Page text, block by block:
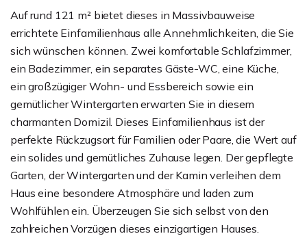
Auf rund 121 m² bietet dieses in Massivbauweise
errichtete Einfamilienhaus alle Annehmlichkeiten, die Sie
sich wünschen können. Zwei komfortable Schlafzimmer,
ein Badezimmer, ein separates Gäste-WC, eine Küche,
ein großzügiger Wohn- und Essbereich sowie ein
gemütlicher Wintergarten erwarten Sie in diesem
charmanten Domizil. Dieses Einfamilienhaus ist der
perfekte Rückzugsort für Familien oder Paare, die Wert auf
ein solides und gemütliches Zuhause legen. Der gepflegte
Garten, der Wintergarten und der Kamin verleihen dem
Haus eine besondere Atmosphäre und laden zum
Wohlfühlen ein. Überzeugen Sie sich selbst von den
zahlreichen Vorzügen dieses einzigartigen Hauses.